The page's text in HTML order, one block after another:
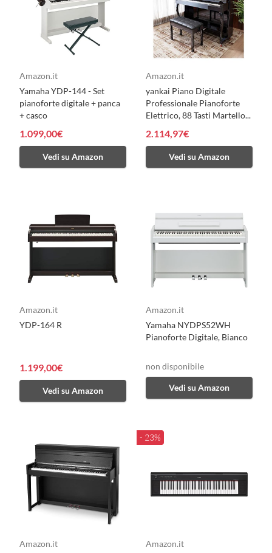
Amazon.it
Yamaha YDP-144 - Set
pianoforte digitale + panca
+ casco
1.099,00€
Vedi su Amazon
Amazon.it
yankai Piano Digitale
Professionale Pianoforte
Elettrico, 88 Tasti Martello...
2.114,97€
Vedi su Amazon
Amazon.it
YDP-164 R
1.199,00€
Vedi su Amazon
Amazon.it
Yamaha NYDPS52WH
Pianoforte Digitale, Bianco
non disponibile
Vedi su Amazon
Amazon.it
- 23%
Amazon.it